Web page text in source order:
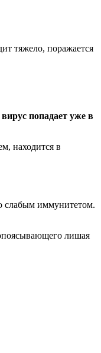
тяжело, поражается
вирус попадает уже в
находится в
слабым иммунитетом.
лишая